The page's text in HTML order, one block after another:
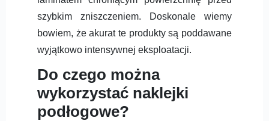
szybkim zniszczeniem. Doskonale wiemy
bowiem, że akurat te produkty są poddawane
wyjątkowo intensywnej eksploatacji.
Do czego można
wykorzystać naklejki
podłogowe?